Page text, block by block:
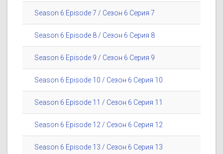
Season 6 Episode 7 / Сезон 6 Серия 7
Season 6 Episode 8 / Сезон 6 Серия 8
Season 6 Episode 9 / Сезон 6 Серия 9
Season 6 Episode 10 / Сезон 6 Серия 10
Season 6 Episode 11 / Сезон 6 Серия 11
Season 6 Episode 12 / Сезон 6 Серия 12
Season 6 Episode 13 / Сезон 6 Серия 13